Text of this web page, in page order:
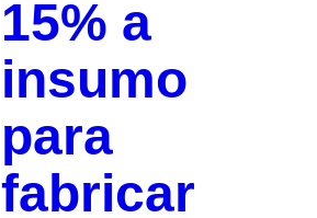
15% a
insumo
para
fabricar